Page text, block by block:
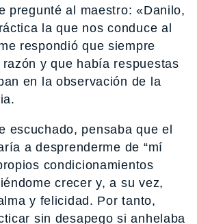
pregunté al maestro: «Danilo,
la que nos conduce al
respondió que siempre
y que había respuestas
en la observación de la
escuchado, pensaba que el
a desprenderme de “mí
condicionamientos
crecer y, a su vez,
y felicidad. Por tanto,
sin desapego si anhelaba